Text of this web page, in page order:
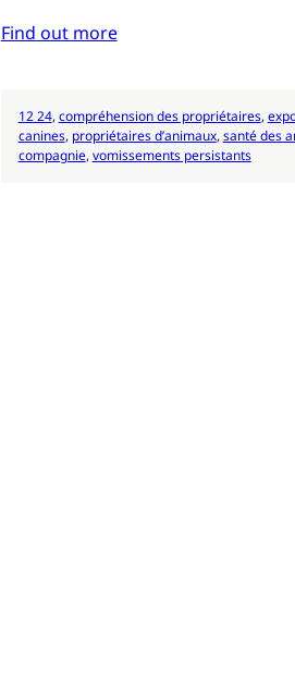
Find out more
12 24, compréhension des propriétaires,
canines, propriétaires d’animaux, santé des
compagnie, vomissements persistants